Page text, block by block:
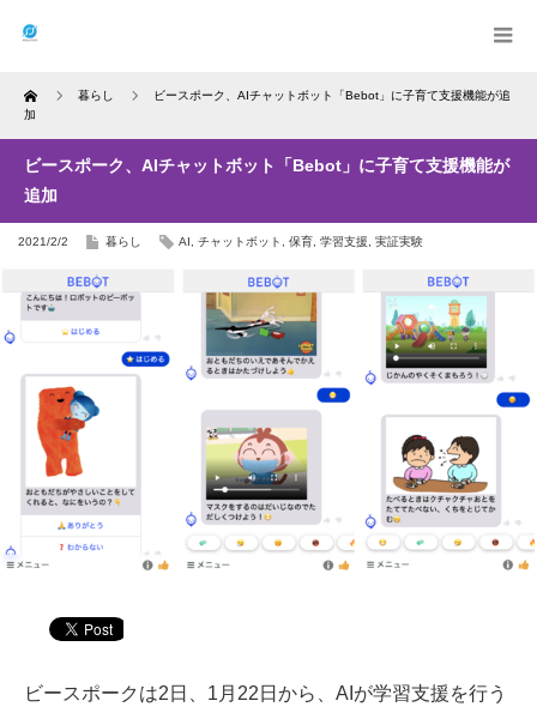
Home 暮らし
ビースポーク、AIチャットボット「Bebot」に子育て支援機能が追
加
ビースポーク、AIチャットボット「Bebot」に子育て支援機能が
追加
2021/2/2 暮らし AI チャットボット 保育 学習支援 実証実験
ビースポークは2日、1月22日から、AIが学習支援を行う